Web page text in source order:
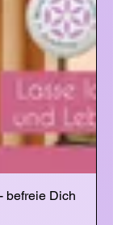
befreie Dich